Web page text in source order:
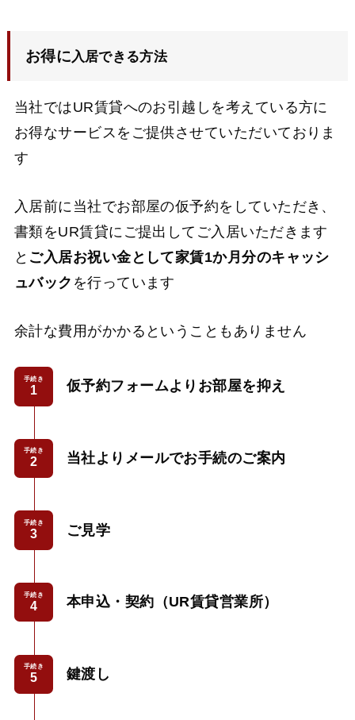
お得に 入居できる方法
当社ではUR賃貸へのお引越しを考えている方に
お得なサービスをご提供させていただいておりま
す
入居前に当社でお部屋の仮予約をしていただき、
書類をUR賃貸にご提出してご入居いただきます
と ご入居お祝い金として家賃1か月分のキャッシ
ュバック を行っています
余計な費用がかかるということもありません
手続き 仮予約フォームよりお部屋を抑え
手続き 当社よりメールでお手続のご案内
手続き ご見学
手続き 本申込・契約（UR賃貸営業所）
手続き 鍵渡し